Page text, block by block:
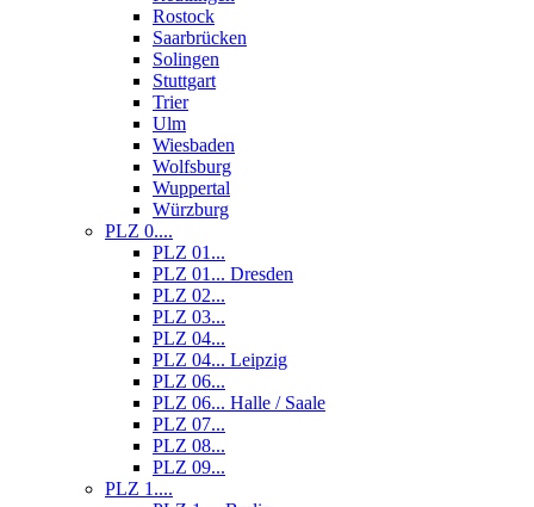
Rostock
Saarbrücken
Solingen
Stuttgart
Trier
Ulm
Wiesbaden
Wolfsburg
Wuppertal
Würzburg
PLZ 0....
PLZ 01...
PLZ 01... Dresden
PLZ 02...
PLZ 03...
PLZ 04...
PLZ 04... Leipzig
PLZ 06...
PLZ 06... Halle / Saale
PLZ 07...
PLZ 08...
PLZ 09...
PLZ 1....